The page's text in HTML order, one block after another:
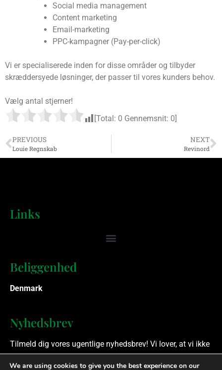
Social media management
Content marketing
Email-marketing
PPC-kampagner (Pay-per-click)
Vi er specialiserede inden for disse områder og tilbyder
skræddersyede løsninger, der passer til vores kunders behov.
Vælg antal stjerner!
[Total: 0 Gennemsnit: 0
PREVIOUS
Louie Regnskab
NEXT
Revinord
Links
Beliggenhed
Denmark
Nyhedsbrev
Tilmeld dig vores ugentlige nyhedsbrev! Vi lover, at vi ikke
spammer.
We are using cookies to give you the best experience on our